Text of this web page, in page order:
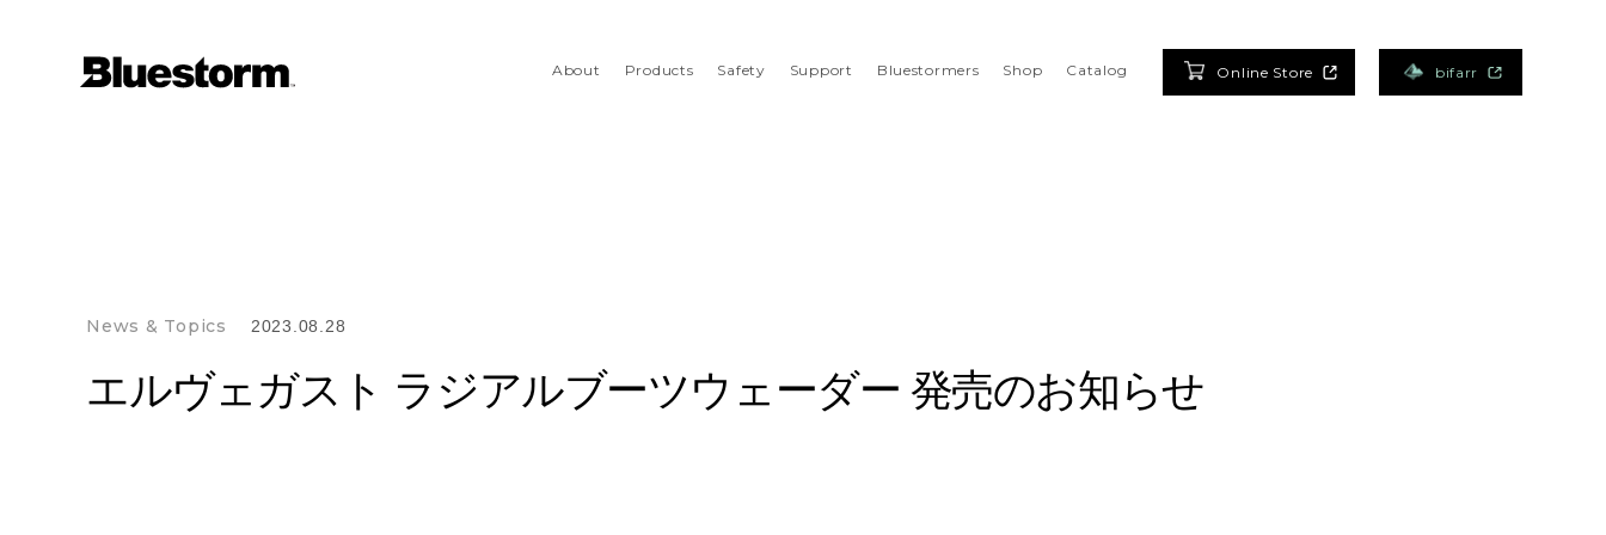
About Products Safety Support Bluestormers Shop Catalog Online Store bifarr
News & Topics 2023.08.28
エルヴェガスト ラジアルブーツウェーダー 発売のお知らせ